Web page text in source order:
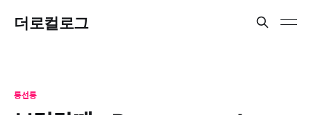
더로컬로그
동선동